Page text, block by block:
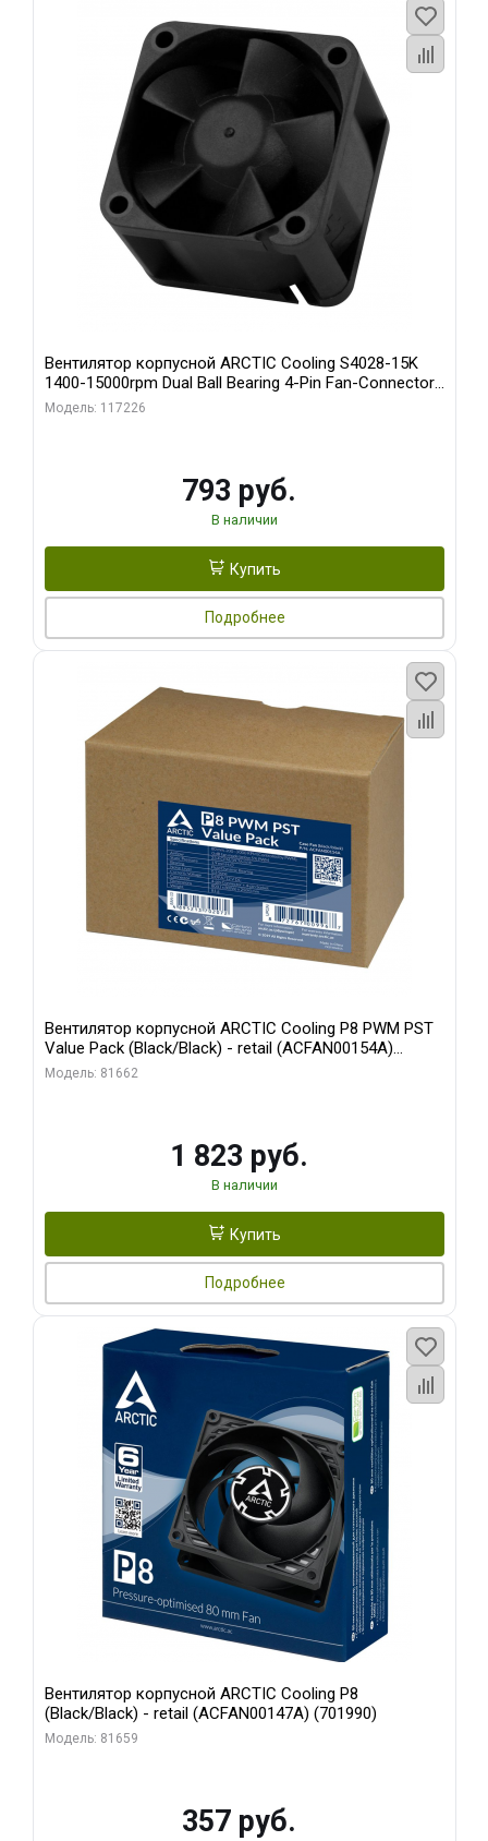
Вентилятор корпусной ARCTIC Cooling S4028-15K
1400-15000rpm Dual Ball Bearing 4-Pin Fan-Connector
(ACFAN00264A)
Модель: 117226
793 руб.
В наличии
Купить
Подробнее
Вентилятор корпусной ARCTIC Cooling P8 PWM PST
Value Pack (Black/Black) - retail (ACFAN00154A)
(702072)
Модель: 81662
1 823 руб.
В наличии
Купить
Подробнее
Вентилятор корпусной ARCTIC Cooling P8
(Black/Black) - retail (ACFAN00147A) (701990)
Модель: 81659
357 руб.